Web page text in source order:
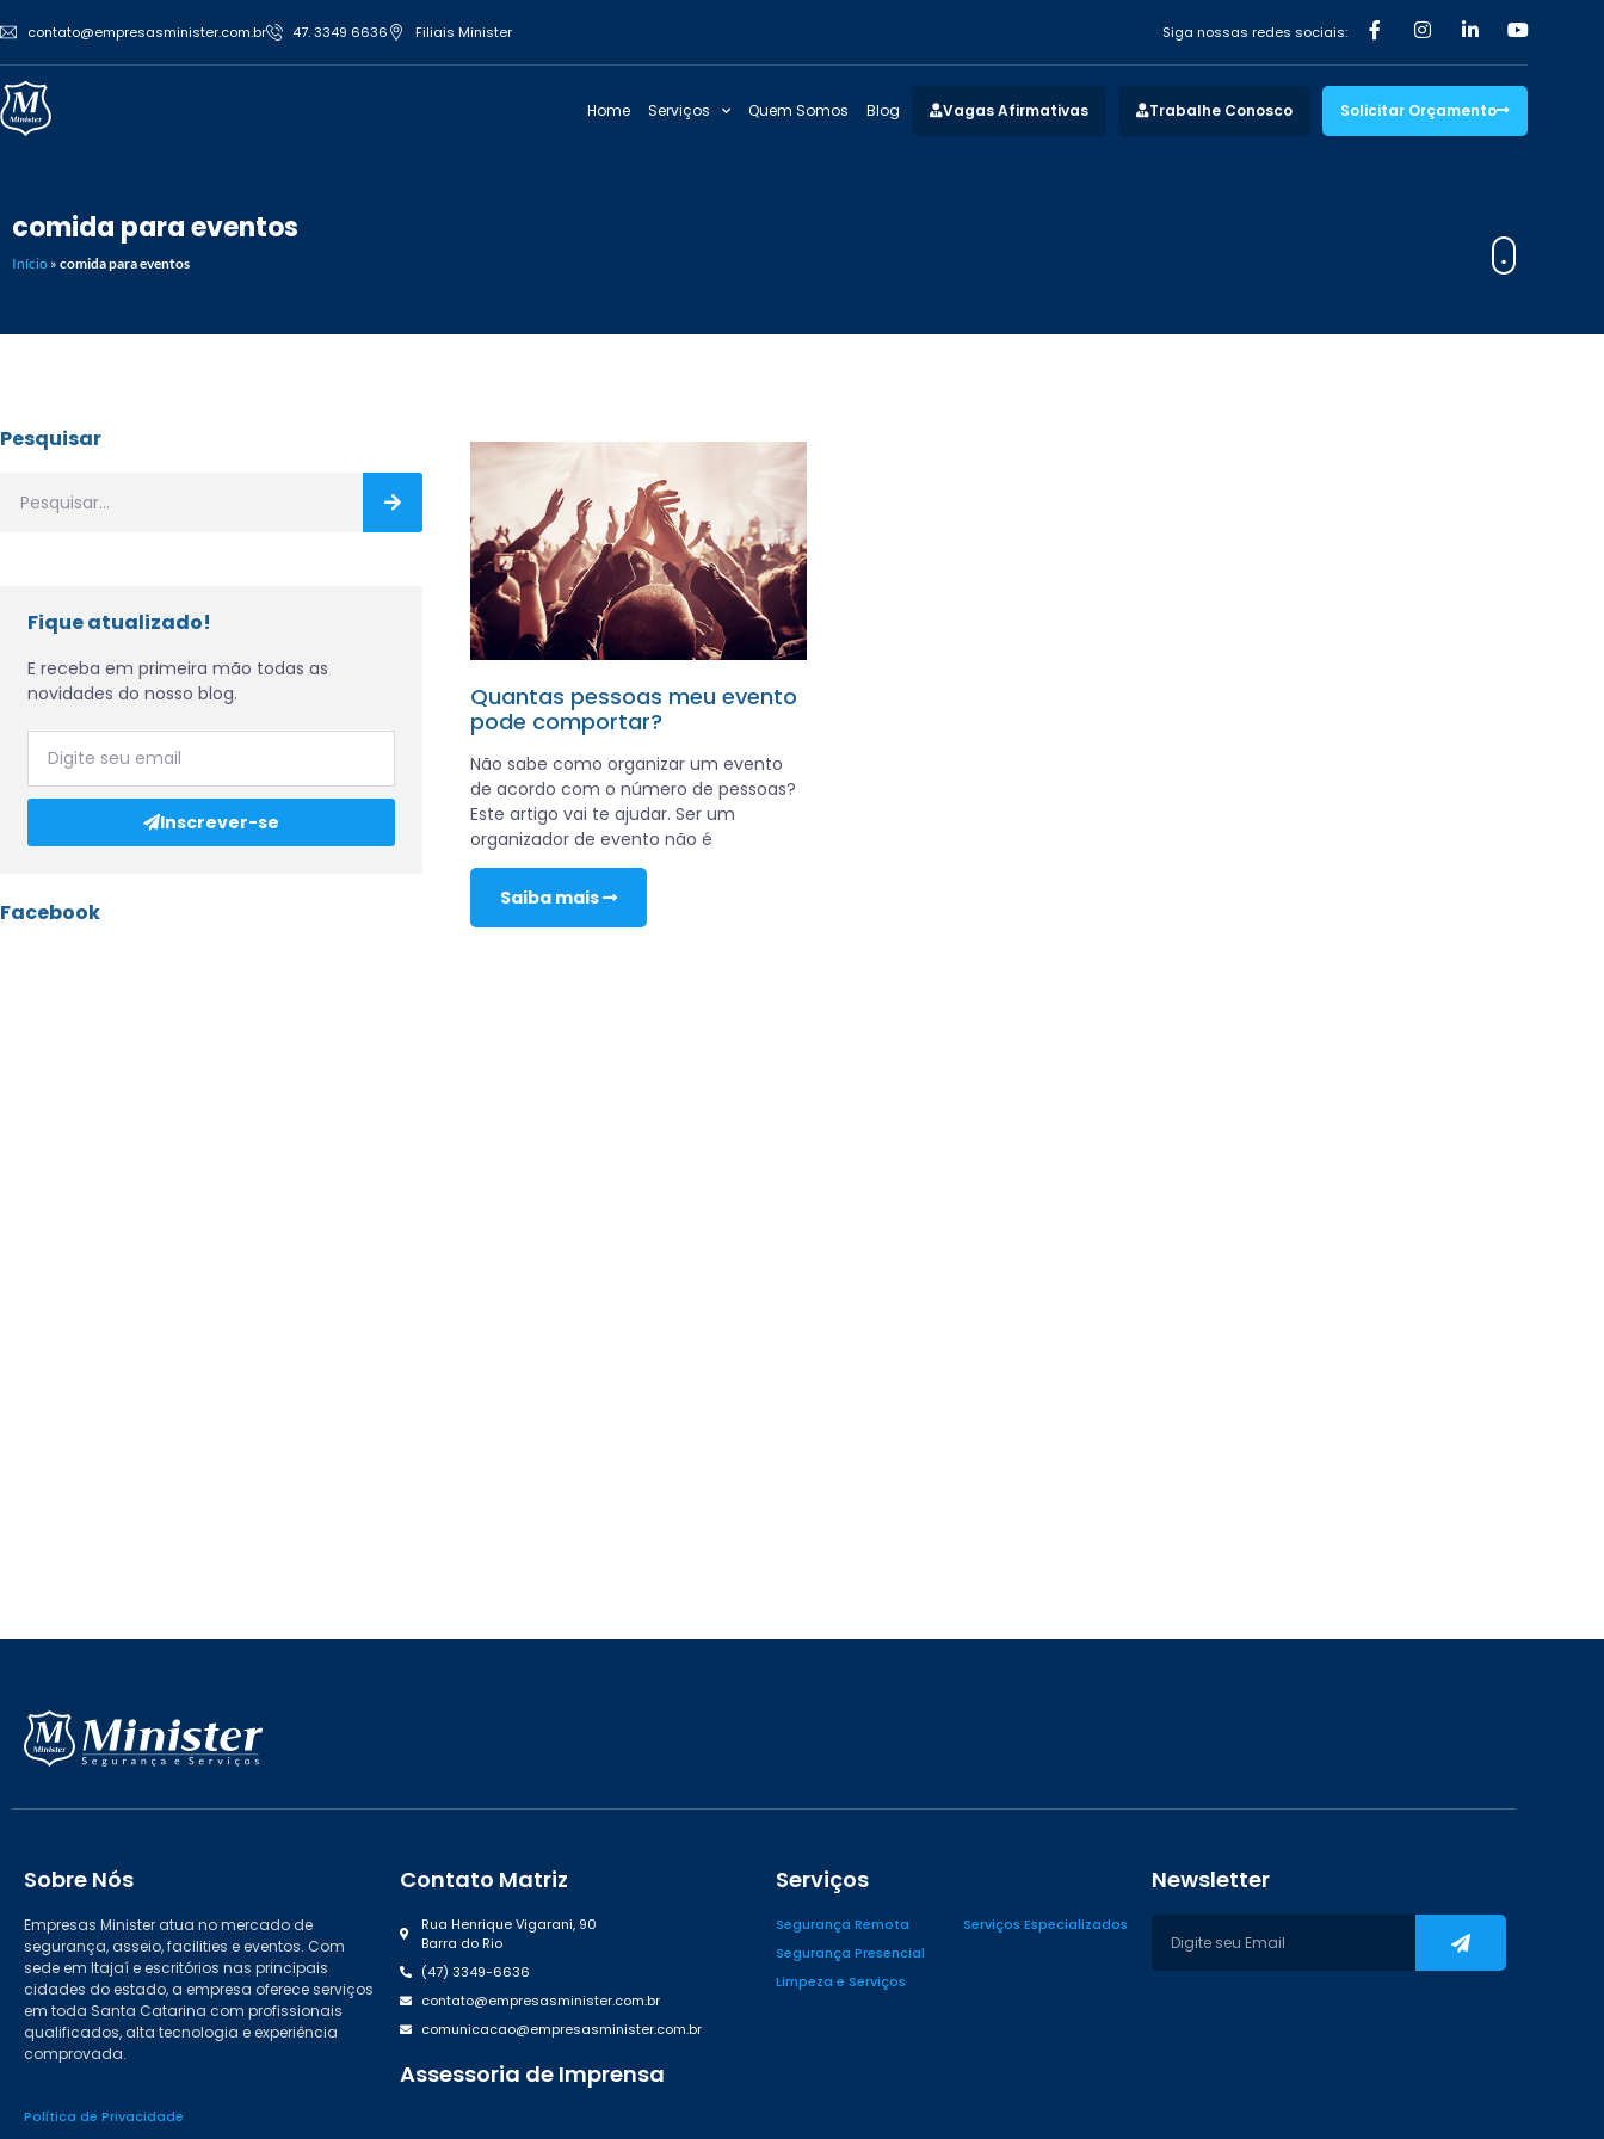
contato@empresasminister.com.br 47. 3349 6636 Filiais Minister Siga nossas redes sociais:
Home Serviços Quem Somos Blog Vagas Afirmativas Trabalhe Conosco Solicitar Orçamento
comida para eventos
Início » comida para eventos
Pesquisar
Fique atualizado!
E receba em primeira mão todas as
novidades do nosso blog.
Inscrever-se
Facebook
Quantas pessoas meu evento
pode comportar?
Não sabe como organizar um evento
de acordo com o número de pessoas?
Este artigo vai te ajudar. Ser um
organizador de evento não é
Saiba mais
Sobre Nós
Empresas Minister atua no mercado de
segurança, asseio, facilities e eventos. Com
sede em Itajaí e escritórios nas principais
cidades do estado, a empresa oferece serviços
em toda Santa Catarina com profissionais
qualificados, alta tecnologia e experiência
comprovada.
Política de Privacidade
Contato Matriz
Rua Henrique Vigarani, 90
Barra do Rio
(47) 3349-6636
contato@empresasminister.com.br
comunicacao@empresasminister.com.br
(47) 99988.4642
Assessoria de Imprensa
Serviços
Segurança Remota
Segurança Presencial
Limpeza e Serviços
Serviços Especializados
Newsletter